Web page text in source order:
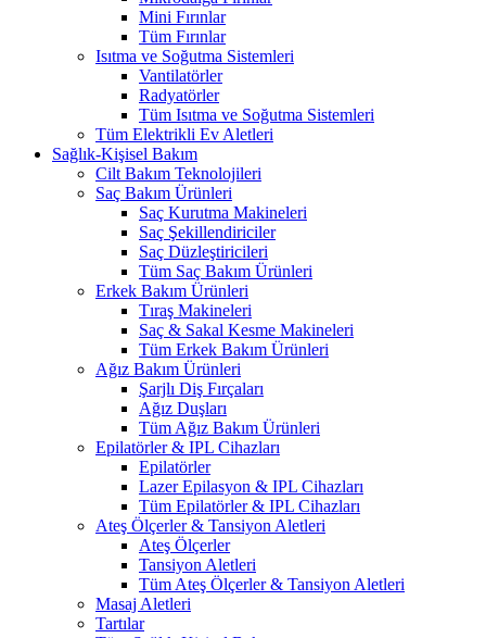
Mini Fırınlar
Tüm Fırınlar
Isıtma ve Soğutma Sistemleri
Vantilatörler
Radyatörler
Tüm Isıtma ve Soğutma Sistemleri
Tüm Elektrikli Ev Aletleri
Sağlık-Kişisel Bakım
Cilt Bakım Teknolojileri
Saç Bakım Ürünleri
Saç Kurutma Makineleri
Saç Şekillendiriciler
Saç Düzleştiricileri
Tüm Saç Bakım Ürünleri
Erkek Bakım Ürünleri
Tıraş Makineleri
Saç & Sakal Kesme Makineleri
Tüm Erkek Bakım Ürünleri
Ağız Bakım Ürünleri
Şarjlı Diş Fırçaları
Ağız Duşları
Tüm Ağız Bakım Ürünleri
Epilatörler & IPL Cihazları
Epilatörler
Lazer Epilasyon & IPL Cihazları
Tüm Epilatörler & IPL Cihazları
Ateş Ölçerler & Tansiyon Aletleri
Ateş Ölçerler
Tansiyon Aletleri
Tüm Ateş Ölçerler & Tansiyon Aletleri
Masaj Aletleri
Tartılar